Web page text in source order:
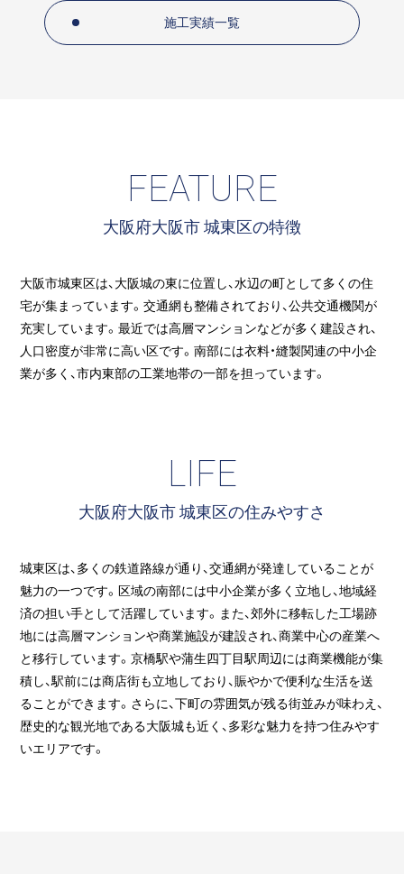
施工実績一覧
FEATURE
大阪府大阪市 城東区の特徴
大阪市城東区は、大阪城の東に位置し、水辺の町として多くの住
宅が集まっています。交通網も整備されており、公共交通機関が
充実しています。最近では高層マンションなどが多く建設され、
人口密度が非常に高い区です。南部には衣料・縫製関連の中小企
業が多く、市内東部の工業地帯の一部を担っています。
LIFE
大阪府大阪市 城東区の住みやすさ
城東区は、多くの鉄道路線が通り、交通網が発達していることが
魅力の一つです。区域の南部には中小企業が多く立地し、地域経
済の担い手として活躍しています。また、郊外に移転した工場跡
地には高層マンションや商業施設が建設され、商業中心の産業へ
と移行しています。京橋駅や蒲生四丁目駅周辺には商業機能が集
積し、駅前には商店街も立地しており、賑やかで便利な生活を送
ることができます。さらに、下町の雰囲気が残る街並みが味わえ、
歴史的な観光地である大阪城も近く、多彩な魅力を持つ住みやす
いエリアです。